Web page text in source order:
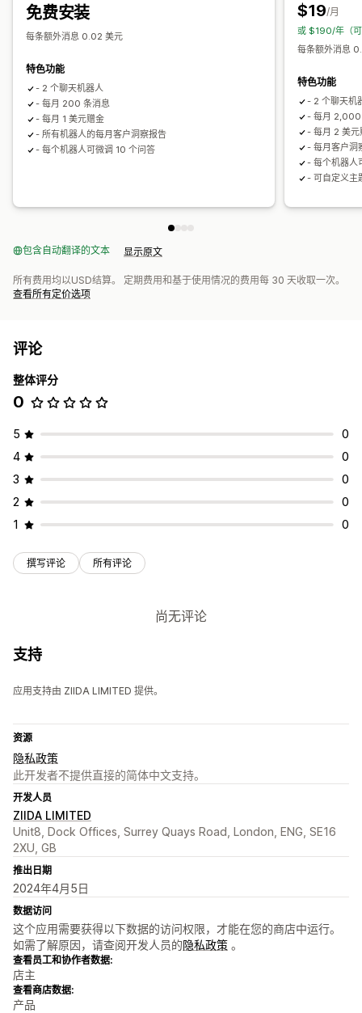
免费安装
每条额外消息 0.02 美元
特色功能
- 2 个聊天机器人
- 每月 200 条消息
- 每月 1 美元赠金
- 所有机器人的每月客户洞察报告
- 每个机器人可微调 10 个问答
$19/月
或 $190/年（
每条额外消息
特色功能
- 2 个聊天机
- 每月 2,000
- 每月 2 美元
- 每月客户洞
- 每个机器人
- 可自定义主
包含自动翻译的文本 显示原文
所有费用均以USD结算。 定期费用和基于使用情况的费用每 30 天收取一次。
查看所有定价选项
评论
整体评分
0
5
0
4
0
3
0
2
0
1
0
撰写评论 所有评论
尚无评论
支持
应用支持由 ZIIDA LIMITED 提供。
资源
隐私政策
此开发者不提供直接的简体中文支持。
开发人员
ZIIDA LIMITED
Unit8, Dock Offices, Surrey Quays Road, London, ENG, SE16
2XU, GB
推出日期
2024年4月5日
数据访问
这个应用需要获得以下数据的访问权限，才能在您的商店中运行。
如需了解原因，请查阅开发人员的隐私政策 。
查看员工和协作者数据:
店主
查看商店数据:
产品